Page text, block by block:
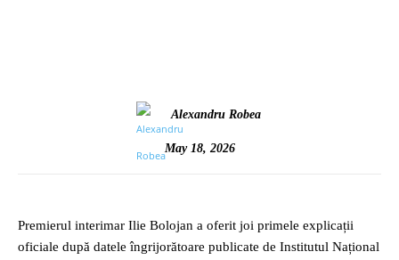
Alexandru Robea
May 18, 2026
Premierul interimar Ilie Bolojan a oferit joi primele explicații
oficiale după datele îngrijorătoare publicate de Institutul Național